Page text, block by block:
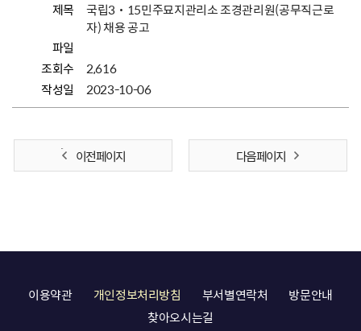
제목
국립3˙15민주묘지관리소 조경관리원(공무직근로
자) 채용 공고
파일
조회수
2,616
작성일
2023-10-06
이전 페이지 다음 페이지
이용약관 개인정보처리방침 부서별연락처
방문안내
찾아오시는길